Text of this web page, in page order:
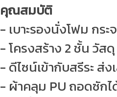
คุณสมบัติ
- เบาะรองนั่งโฟม กร
- โครงสร้าง 2 ชั้น วัส
- ดีไซน์เข้ากับสรีระ ส่
- ผ้าคลุม PU ถอดซักไ